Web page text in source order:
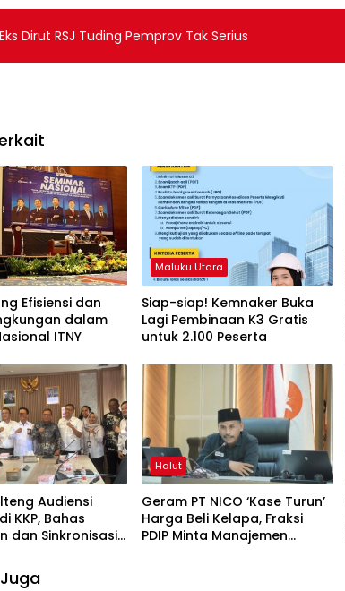
Eks Dirut RSJ Tuding Pemprov Tak Serius
Efisiensi dan
dalam
ITNY
Maluku Utara
Siap-siap! Kemnaker Buka
Lagi Pembinaan K3 Gratis
untuk 2.100 Peserta
Audiensi
KKP, Bahas
dan Sinkronisasi
Industri Teluk
Halut
Geram PT NICO ‘Kase Turun’
Harga Beli Kelapa, Fraksi
PDIP Minta Manajemen